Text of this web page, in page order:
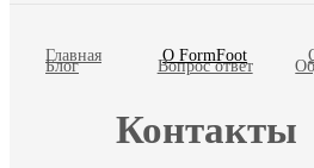
Главная О FormFoot
Блог Вопрос ответ
Контакты